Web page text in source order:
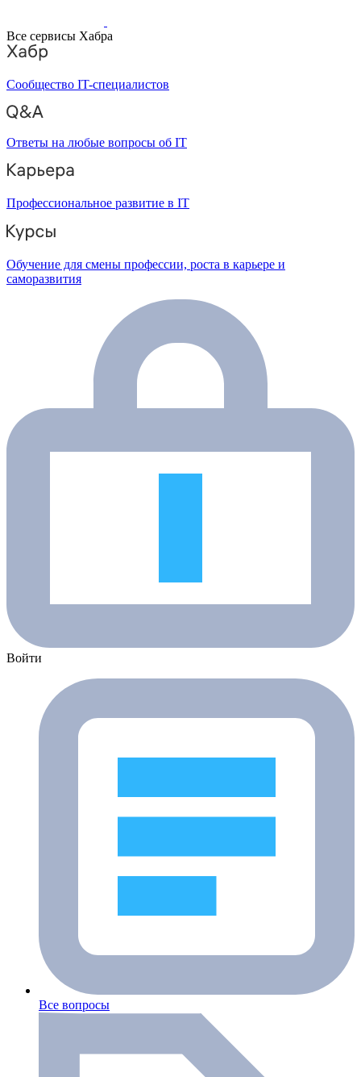
Все сервисы Хабра
Сообщество IT-специалистов
Ответы на любые вопросы об IT
Профессиональное развитие в IT
Обучение для смены профессии, роста в карьере и
саморазвития
Войти
Все вопросы